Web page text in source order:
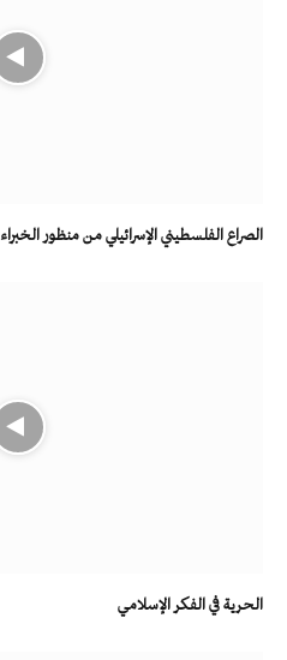
الصراع الفلسطيني الإسرائيلي من منظور الخبراء
الحرية في الفكر الإسلامي